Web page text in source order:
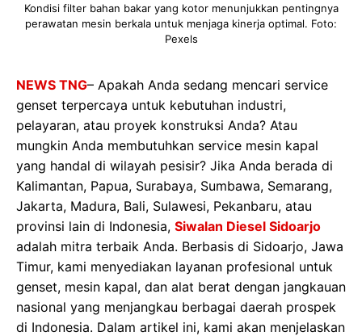
Kondisi filter bahan bakar yang kotor menunjukkan pentingnya
perawatan mesin berkala untuk menjaga kinerja optimal. Foto:
Pexels
NEWS TNG– Apakah Anda sedang mencari service
genset terpercaya untuk kebutuhan industri,
pelayaran, atau proyek konstruksi Anda? Atau
mungkin Anda membutuhkan service mesin kapal
yang handal di wilayah pesisir? Jika Anda berada di
Kalimantan, Papua, Surabaya, Sumbawa, Semarang,
Jakarta, Madura, Bali, Sulawesi, Pekanbaru, atau
provinsi lain di Indonesia, Siwalan Diesel Sidoarjo
adalah mitra terbaik Anda. Berbasis di Sidoarjo, Jawa
Timur, kami menyediakan layanan profesional untuk
genset, mesin kapal, dan alat berat dengan jangkauan
nasional yang menjangkau berbagai daerah prospek
di Indonesia. Dalam artikel ini, kami akan menjelaskan